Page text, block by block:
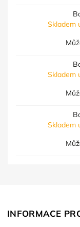
Skladem
Skladem
Skladem
INFORMACE